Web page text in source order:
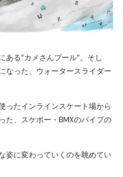
ある”カメさんプール”。そし
なった、ウォータースライダー
ったインラインスケート場から
た、スケボー・BMXのパイプの
姿に変わっていくのを眺めてい